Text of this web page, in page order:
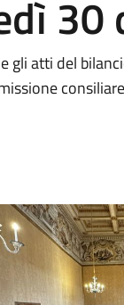
30
gli atti del
consiliare